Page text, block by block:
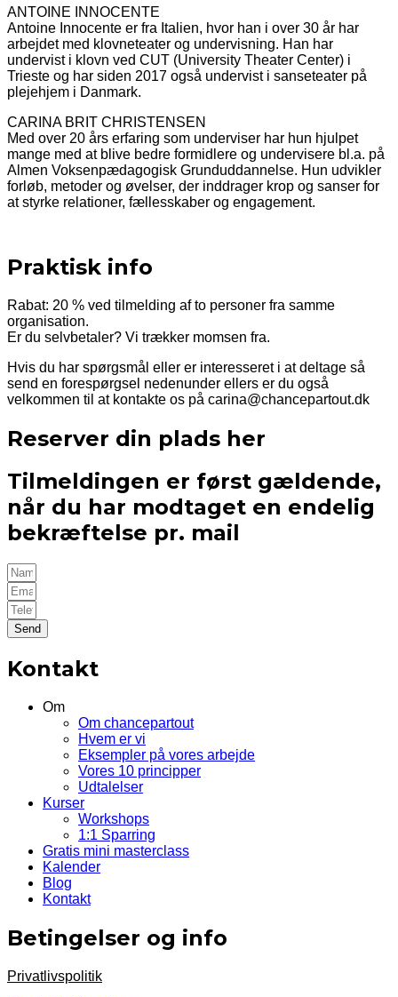
ANTOINE INNOCENTE
Antoine Innocente er fra Italien, hvor han i over 30 år har
arbejdet med klovneteater og undervisning. Han har
undervist i klovn ved CUT (University Theater Center) i
Trieste og har siden 2017 også undervist i sanseteater på
plejehjem i Danmark.
CARINA BRIT CHRISTENSEN
Med over 20 års erfaring som underviser har hun hjulpet
mange med at blive bedre formidlere og undervisere bl.a. på
Almen Voksenpædagogisk Grunduddannelse. Hun udvikler
forløb, metoder og øvelser, der inddrager krop og sanser for
at styrke relationer, fællesskaber og engagement.
Praktisk info
Rabat: 20 % ved tilmelding af to personer fra samme
organisation.
Er du selvbetaler? Vi trækker momsen fra.
Hvis du har spørgsmål eller er interesseret i at deltage så
send en forespørgsel nedenunder ellers er du også
velkommen til at kontakte os på carina@chancepartout.dk
Reserver din plads her
Tilmeldingen er først gældende,
når du har modtaget en endelig
bekræftelse pr. mail
Send
Kontakt
Om
Om chancepartout
Hvem er vi
Eksempler på vores arbejde
Vores 10 principper
Udtalelser
Kurser
Workshops
1:1 Sparring
Gratis mini masterclass
Kalender
Blog
Kontakt
Betingelser og info
Privatlivspolitik